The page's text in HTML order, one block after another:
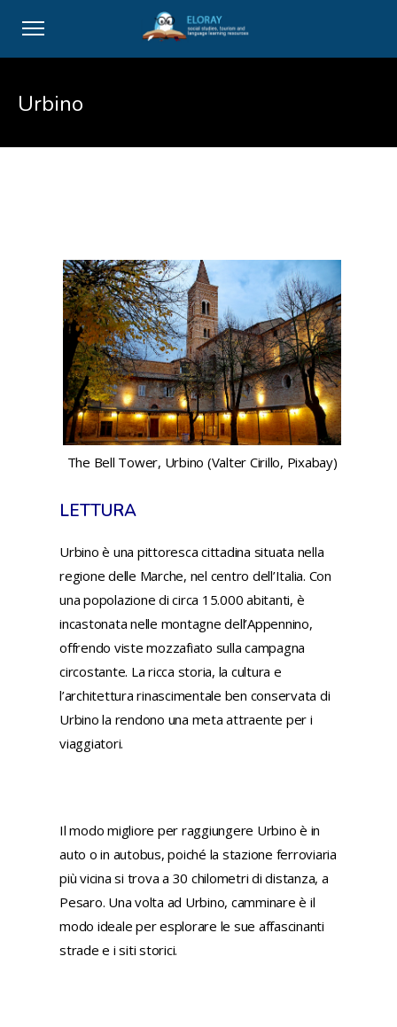
Urbino
The Bell Tower, Urbino (Valter Cirillo, Pixabay)
LETTURA
Urbino è una pittoresca cittadina situata nella
regione delle Marche, nel centro dell’Italia. Con
una popolazione di circa 15.000 abitanti, è
incastonata nelle montagne dell’Appennino,
offrendo viste mozzafiato sulla campagna
circostante. La ricca storia, la cultura e
l’architettura rinascimentale ben conservata di
Urbino la rendono una meta attraente per i
viaggiatori.
Il modo migliore per raggiungere Urbino è in
auto o in autobus, poiché la stazione ferroviaria
più vicina si trova a 30 chilometri di distanza, a
Pesaro. Una volta ad Urbino, camminare è il
modo ideale per esplorare le sue affascinanti
strade e i siti storici.